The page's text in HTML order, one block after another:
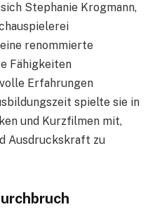
Stephanie Krogmann,
renommierte
Fähigkeiten
Erfahrungen
spielte sie in
und Kurzfilmen mit,
Ausdruckskraft zu